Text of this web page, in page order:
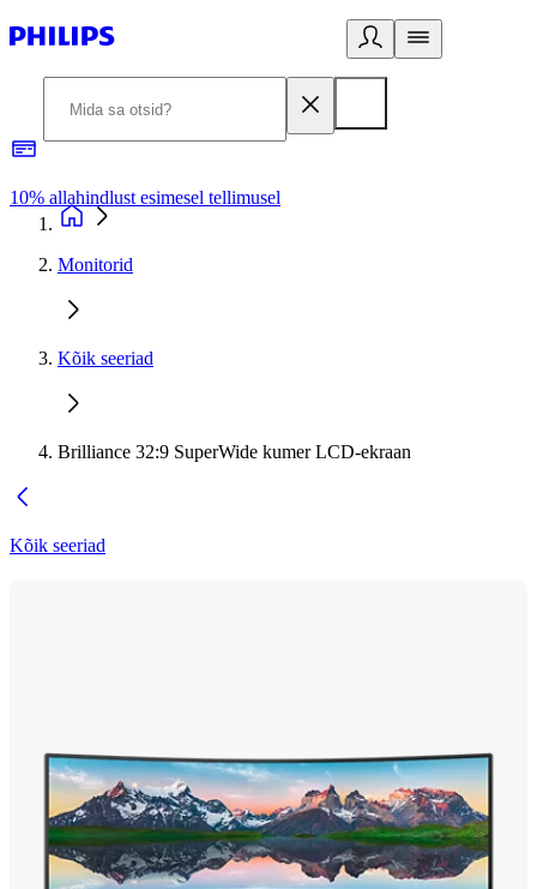
10% allahindlust esimesel tellimusel
Monitorid
Kõik seeriad
Brilliance 32:9 SuperWide kumer LCD-ekraan
Kõik seeriad